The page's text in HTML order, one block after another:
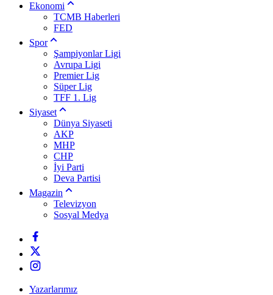
Ekonomi
TCMB Haberleri
FED
Spor
Şampiyonlar Ligi
Avrupa Ligi
Premier Lig
Süper Lig
TFF 1. Lig
Siyaset
Dünya Siyaseti
AKP
MHP
CHP
İyi Parti
Deva Partisi
Magazin
Televizyon
Sosyal Medya
Yazarlarımız